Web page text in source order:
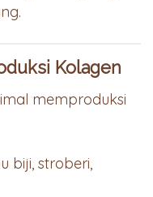
Kolagen
memproduksi
biji, stroberi,